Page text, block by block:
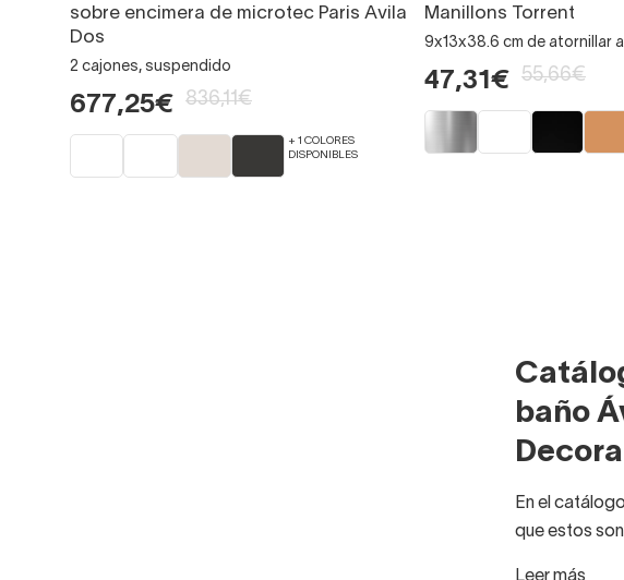
sobre encimera de microtec Paris Avila
Dos
2 cajones, suspendido
677,25€ 836,11€
+ 1 COLORES
DISPONIBLES
Manillons Torrent
9x13x38.6 cm de atornillar
47,31€ 55,66€
baño
En el
que estos